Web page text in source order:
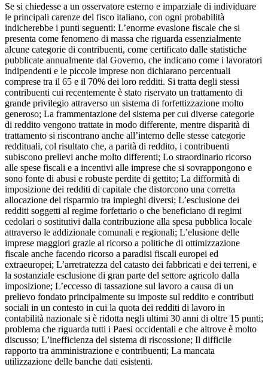
Se si chiedesse a un osservatore esterno e imparziale di individuare
le principali carenze del fisco italiano, con ogni probabilità
indicherebbe i punti seguenti: L’enorme evasione fiscale che si
presenta come fenomeno di massa che riguarda essenzialmente
alcune categorie di contribuenti, come certificato dalle statistiche
pubblicate annualmente dal Governo, che indicano come i lavoratori
indipendenti e le piccole imprese non dichiarano percentuali
comprese tra il 65 e il 70% dei loro redditi. Si tratta degli stessi
contribuenti cui recentemente è stato riservato un trattamento di
grande privilegio attraverso un sistema di forfettizzazione molto
generoso; La frammentazione del sistema per cui diverse categorie
di reddito vengono trattate in modo differente, mentre disparità di
trattamento si riscontrano anche all’interno delle stesse categorie
reddituali, col risultato che, a parità di reddito, i contribuenti
subiscono prelievi anche molto differenti; Lo straordinario ricorso
alle spese fiscali e a incentivi alle imprese che si sovrappongono e
sono fonte di abusi e robuste perdite di gettito; La difformità di
imposizione dei redditi di capitale che distorcono una corretta
allocazione del risparmio tra impieghi diversi; L’esclusione dei
redditi soggetti al regime forfettario o che beneficiano di regimi
cedolari o sostitutivi dalla contribuzione alla spesa pubblica locale
attraverso le addizionale comunali e regionali; L’elusione delle
imprese maggiori grazie al ricorso a politiche di ottimizzazione
fiscale anche facendo ricorso a paradisi fiscali europei ed
extraeuropei; L’arretratezza del catasto dei fabbricati e dei terreni, e
la sostanziale esclusione di gran parte del settore agricolo dalla
imposizione; L’eccesso di tassazione sul lavoro a causa di un
prelievo fondato principalmente su imposte sul reddito e contributi
sociali in un contesto in cui la quota dei redditi di lavoro in
contabilità nazionale si è ridotta negli ultimi 30 anni di oltre 15 punti;
problema che riguarda tutti i Paesi occidentali e che altrove è molto
discusso; L’inefficienza del sistema di riscossione; Il difficile
rapporto tra amministrazione e contribuenti; La mancata
utilizzazione delle banche dati esistenti.